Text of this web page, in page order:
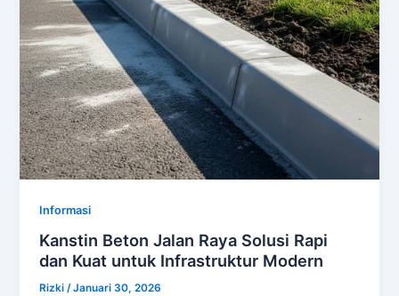
Informasi
Kanstin Beton Jalan Raya Solusi Rapi
dan Kuat untuk Infrastruktur Modern
Rizki/Januari 30, 2026